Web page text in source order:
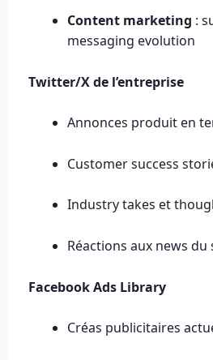
Content marketing :
messaging evolution
Twitter/X de l’entreprise
Annonces produit en
Customer success
Industry takes et
Réactions aux news du
Facebook Ads Library
Créas publicitaires